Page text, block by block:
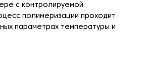
с контролируемой
полимеризации проходит
параметрах температуры и